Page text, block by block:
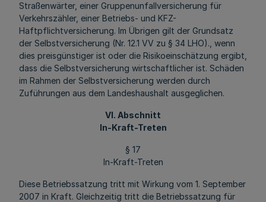
Straßenwärter, einer Gruppenunfallversicherung für
Verkehrszähler, einer Betriebs- und KFZ-
Haftpflichtversicherung. Im Übrigen gilt der Grundsatz
der Selbstversicherung (Nr. 12.1 VV zu § 34 LHO)., wenn
dies preisgünstiger ist oder die Risikoeinschätzung ergibt,
dass die Selbstversicherung wirtschaftlicher ist. Schäden
im Rahmen der Selbstversicherung werden durch
Zuführungen aus dem Landeshaushalt ausgeglichen.
VI. Abschnitt
In-Kraft-Treten
§ 17
In-Kraft-Treten
Diese Betriebssatzung tritt mit Wirkung vom 1. September
2007 in Kraft. Gleichzeitig tritt die Betriebssatzung für